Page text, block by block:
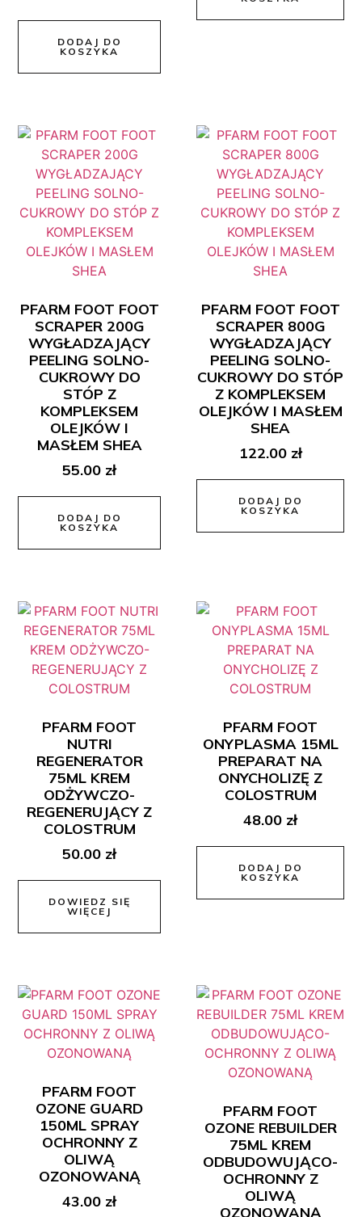
DODAJ DO
KOSZYKA
PFARM FOOT FOOT
SCRAPER 200G
WYGŁADZAJĄCY
PEELING SOLNO-
CUKROWY DO
STÓP Z
KOMPLEKSEM
OLEJKÓW I
MASŁEM SHEA
55.00 zł
DODAJ DO
KOSZYKA
PFARM FOOT FOOT
SCRAPER 800G
WYGŁADZAJĄCY
PEELING SOLNO-
CUKROWY DO STÓP
Z KOMPLEKSEM
OLEJKÓW I MASŁEM
SHEA
122.00 zł
DODAJ DO
KOSZYKA
PFARM FOOT
NUTRI
REGENERATOR
75ML KREM
ODŻYWCZO-
REGENERUJĄCY Z
COLOSTRUM
50.00 zł
DOWIEDZ SIĘ
WIĘCEJ
PFARM FOOT
ONYPLASMA 15ML
PREPARAT NA
ONYCHOLIZĘ Z
COLOSTRUM
48.00 zł
DODAJ DO
KOSZYKA
PFARM FOOT
OZONE GUARD
150ML SPRAY
OCHRONNY Z
OLIWĄ
OZONOWANĄ
43.00 zł
PFARM FOOT
OZONE REBUILDER
75ML KREM
ODBUDOWUJĄCO-
OCHRONNY Z
OLIWĄ
OZONOWANĄ